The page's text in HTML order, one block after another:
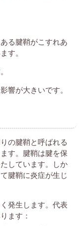
る腱鞘がこすれあ
す。
響が大きいです。
の腱鞘と呼ばれる
す。腱鞘は腱を保
しています。しか
腱鞘に炎症が生じ
発生します。代表
ます：